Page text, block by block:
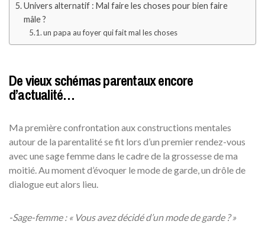
Univers alternatif : Mal faire les choses pour bien faire
mâle ?
un papa au foyer qui fait mal les choses
De vieux schémas parentaux encore
d’actualité…
Ma première confrontation aux constructions mentales
autour de la parentalité se fit lors d’un premier rendez-vous
avec une sage femme dans le cadre de la grossesse de ma
moitié. Au moment d’évoquer le mode de garde, un drôle de
dialogue eut alors lieu.
-Sage-femme : « Vous avez décidé d’un mode de garde ? »